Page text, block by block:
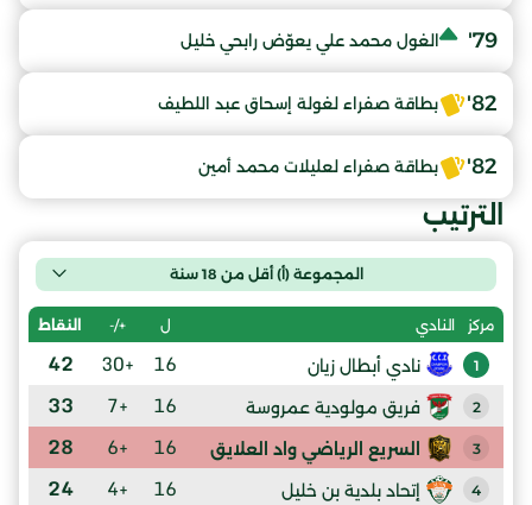
79' الغول محمد علي يعوّض رابحي خليل
82' بطاقة صفراء لغولة إسحاق عبد اللطيف
82' بطاقة صفراء لعليلات محمد أمين
الترتيب
المجموعة (أ) أقل من 18 سنة
مركز النادي ل +/- النقاط
1 نادي أبطال زيان 16
+30
42
2 فريق مولودية عمروسة 16
+7
33
3 السريع الرياضي واد العلايق 16
+6
28
4 إتحاد بلدية بن خليل 16
+4
24